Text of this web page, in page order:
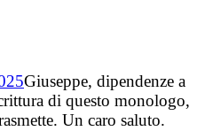
Giuseppe, dipendenze a
di questo monologo,
Un caro saluto.